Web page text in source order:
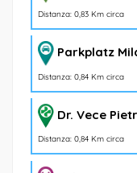
Distanza: 0,83 Km circa
Parkplatz
Distanza: 0,84 Km circa
Dr. Vece
Distanza: 0,84 Km circa